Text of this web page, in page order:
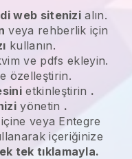
web sitenizi alın.
veya rehberlik için
kullanın.
ve pdfs ekleyin.
özelleştirin.
etkinleştirin .
yönetin .
veya Entegre
içeriğinize
tek tıklamayla.